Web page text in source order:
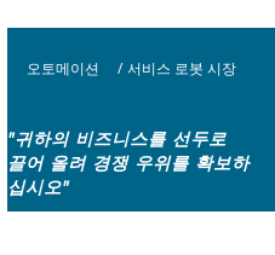
오토메이션 / 서비스 로봇 시장
"귀하의 비즈니스를 선두로
끌어 올려 경쟁 우위를 확보하
십시오"